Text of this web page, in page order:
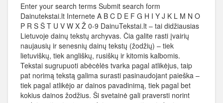
Enter your search terms Submit search form
Dainutekstai.lt Internete A B C D E F G H I Y J K L M N O
P R S Š T U V W X Ž 0-9 DainuTekstai.lt – tai didžiausias
Lietuvoje dainų tekstų archyvas. Čia galite rasti įvairių
naujausių ir senesnių dainų tekstų (žodžių) – tiek
lietuviškų, tiek angliškų, rusiškų ir kitomis kalbomis.
Tekstai sugrupuoti abėcėlės tvarka pagal atlikėjus, taip
pat norimą tekstą galima surasti pasinaudojant paieška –
tiek pagal atlikėjo ar dainos pavadinimą, tiek pagal bet
kokius dainos žodžius. Ši svetainė gali praversti norint